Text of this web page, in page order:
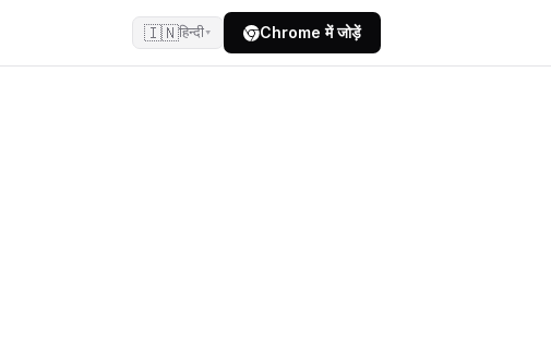
🇮🇳हिन्दी▾ Chrome में जोड़ें